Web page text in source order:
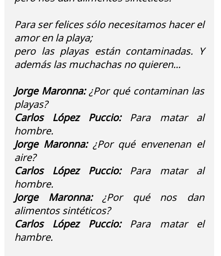
Para ser felices sólo necesitamos hacer el
amor en la playa;
pero las playas están contaminadas. Y
además las muchachas no quieren...
Jorge Maronna:¿Por qué contaminan las
playas?
Carlos López Puccio: Para matar al
hombre.
Jorge Maronna: ¿Por qué envenenan el
aire?
Carlos López Puccio: Para matar al
hombre.
Jorge Maronna:¿Por qué nos dan
alimentos sintéticos?
Carlos López Puccio: Para matar el
hambre.